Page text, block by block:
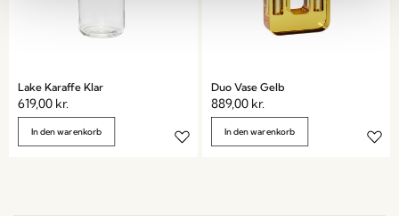
Lake Karaffe Klar
619,00 kr.
In den warenkorb
Duo Vase Gelb
889,00 kr.
In den warenkorb